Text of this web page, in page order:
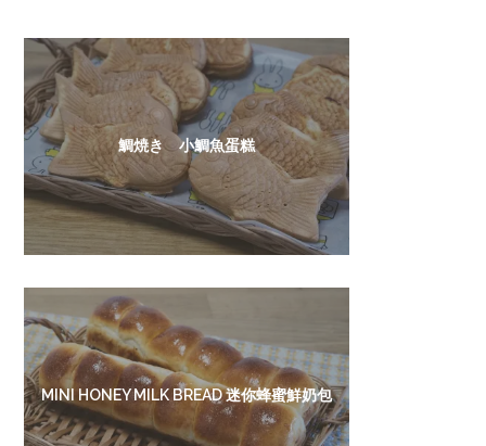
鯛焼き 小鯛魚蛋糕
MINI HONEY MILK BREAD 迷你蜂蜜鮮奶包